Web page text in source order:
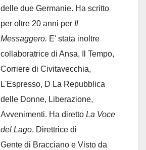
delle due Germanie. Ha scritto
per oltre 20 anni per Il
Messaggero. E' stata inoltre
collaboratrice di Ansa, Il Tempo,
Corriere di Civitavecchia,
L'Espresso, D La Repubblica
delle Donne, Liberazione,
Avvenimenti. Ha diretto La Voce
del Lago. Direttrice di
Gente di Bracciano e Visto da